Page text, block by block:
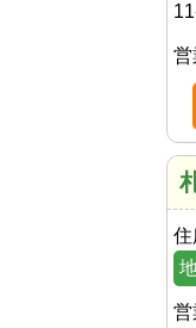
営
住
営